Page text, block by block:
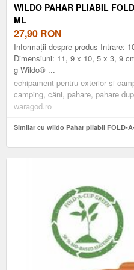
WILDO PAHAR PLIABIL
ML
27,90 RON
Informații despre produs Intrare:
Dimensiuni: 11, 9 x 10, 5 x 3, 9
g Wildo® ...
echipament pentru exterior și
camping, căni, pahare, pahare
waragod.ro
Similar cu wildo Pahar pliabil FOLD-